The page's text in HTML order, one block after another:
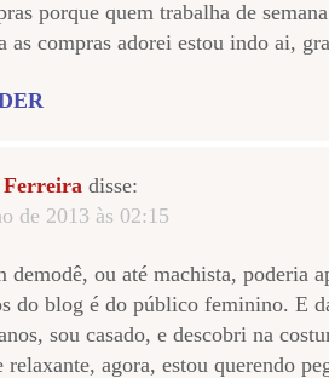
porque quem trabalha de
as compras adorei estou indo ai,
disse:
de 2013 às 02:15
demodê, ou até machista, poderia
do blog é do público feminino. E
sou casado, e descobri na
agora, estou querendo